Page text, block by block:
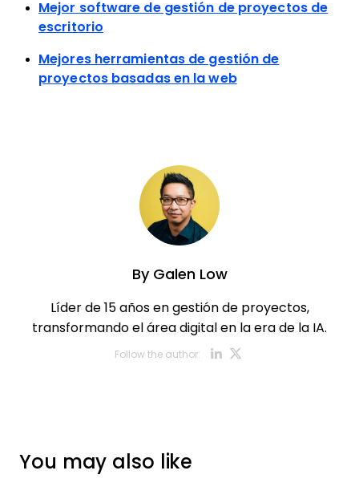
Mejor software de gestión de proyectos de
escritorio
Mejores herramientas de gestión de
proyectos basadas en la web
ByGalen Low
Líder de 15 años en gestión de proyectos,
transformando el área digital en la era de la IA.
Follow the author: Opens new
You may also like